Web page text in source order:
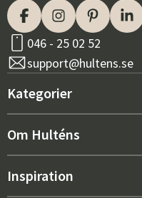
Norge
046 - 25 02 52
support@hultens.se
Kategorier
Nytt hos oss
Om Hulténs
Om Hulténs
Inspiration